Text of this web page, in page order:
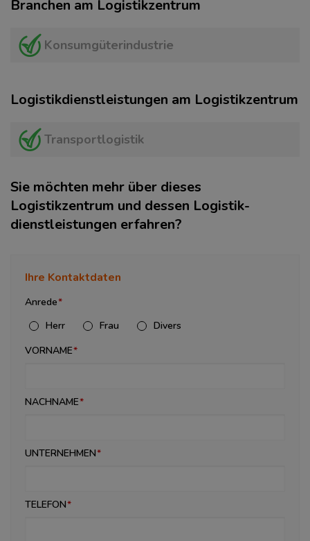
Branchen am Logistikzentrum
Konsumgüterindustrie
Logistikdienstleistungen am Logistikzentrum
Transportlogistik
Sie möchten mehr über dieses
Logistikzentrum und dessen Logistik­
dienstleistungen erfahren?
Ihre Kontaktdaten
Anrede
Herr
Frau
Divers
VORNAME
NACHNAME
UNTERNEHMEN
TELEFON